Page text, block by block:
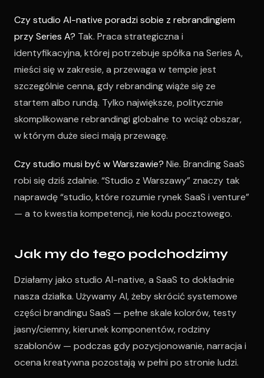
Czy studio AI-native poradzi sobie z rebrandingiem
przy Series A? Tak. Praca strategiczna i
identyfikacyjna, której potrzebuje spółka na Series A,
mieści się w zakresie, a przewaga w tempie jest
szczególnie cenna, gdy rebranding wiąże się ze
startem albo rundą. Tylko największe, politycznie
skomplikowane rebrandingi globalne to wciąż obszar,
w którym duże sieci mają przewagę.
Czy studio musi być w Warszawie? Nie. Branding SaaS
robi się dziś zdalnie. “Studio z Warszawy” znaczy tak
naprawdę “studio, które rozumie rynek SaaS i venture”
— a to kwestia kompetencji, nie kodu pocztowego.
Jak my do tego podchodzimy
Działamy jako studio AI-native, a SaaS to dokładnie
nasza działka. Używamy AI, żeby skrócić systemowe
części brandingu SaaS — pełne skale kolorów, testy
jasny/ciemny, kierunek komponentów, rodziny
szablonów — podczas gdy pozycjonowanie, narracja i
ocena kreatywna pozostają w pełni po stronie ludzi.